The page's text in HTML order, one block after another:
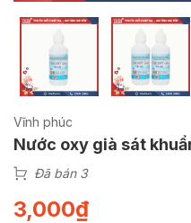
Vĩnh phúc
Nước oxy già sát
Đã bán 3
3,000₫